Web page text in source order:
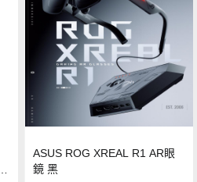
ASUS ROG XREAL R1 AR眼
鏡 黑